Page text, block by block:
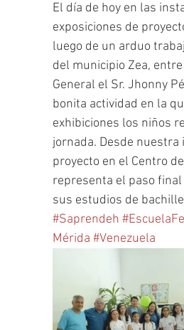
El día de hoy en las
exposiciones de
luego de un arduo
del municipio Zea,
General el Sr. Jhonny
bonita actividad en la
exhibiciones los niños
jornada. Desde
proyecto en el Centro
representa el paso
sus estudios de
#Saprendeh
Mérida #Venezuela